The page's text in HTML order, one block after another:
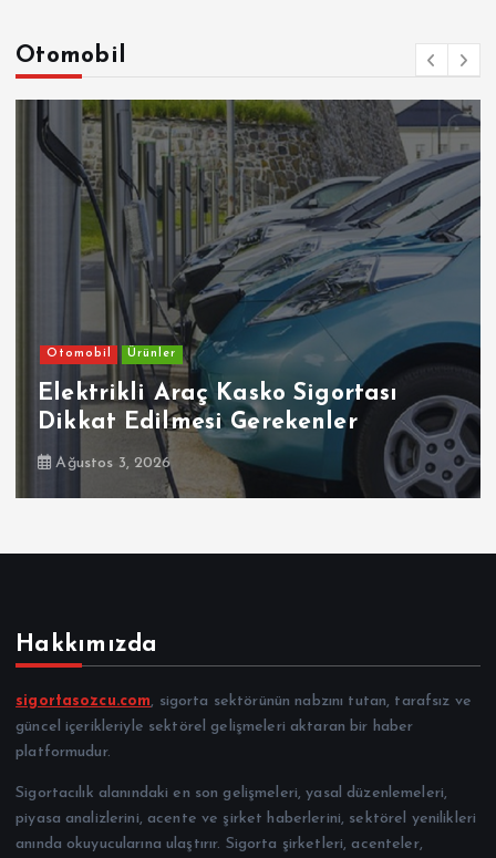
Otomobil
Otomobil Ürünler
Elektrikli Araç Kasko Sigortası
Dikkat Edilmesi Gerekenler
Ağustos 3, 2026
Hakkımızda
sigortasozcu.com, sigorta sektörünün nabzını tutan, tarafsız ve
güncel içerikleriyle sektörel gelişmeleri aktaran bir haber
platformudur.
Sigortacılık alanındaki en son gelişmeleri, yasal düzenlemeleri,
piyasa analizlerini, acente ve şirket haberlerini, sektörel yenilikleri
anında okuyucularına ulaştırır. Sigorta şirketleri, acenteler,